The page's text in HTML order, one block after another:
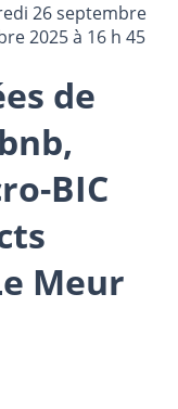
26 septembre
2025 à 16 h 45
de
BIC
Meur